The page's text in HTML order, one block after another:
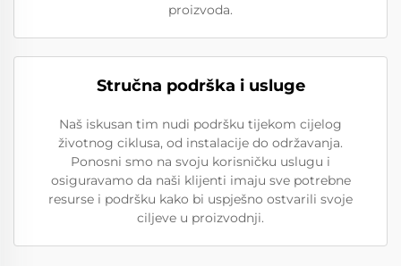
proizvoda.
Stručna podrška i usluge
Naš iskusan tim nudi podršku tijekom cijelog
životnog ciklusa, od instalacije do održavanja.
Ponosni smo na svoju korisničku uslugu i
osiguravamo da naši klijenti imaju sve potrebne
resurse i podršku kako bi uspješno ostvarili svoje
ciljeve u proizvodnji.